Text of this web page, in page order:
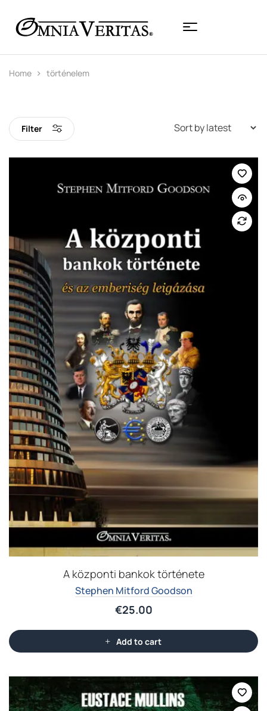
Home történelem
Filter
A központi bankok története
Stephen Mitford Goodson
€25.00
Add to cart